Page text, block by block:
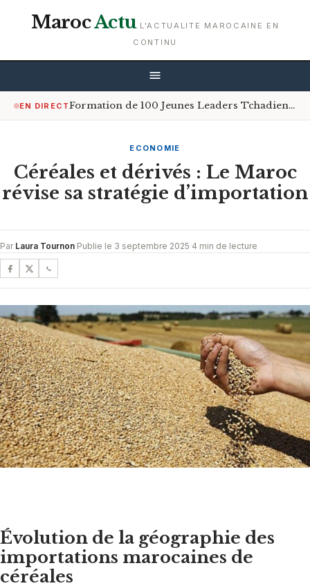
MarocActu L'ACTUALITE MAROCAINE EN
CONTINU
EN DIRECT Formation de 100 Jeunes Leaders Tchadiens par l’Université Privée de la Santé et des Sciences d’Agadir
ECONOMIE
Céréales et dérivés : Le Maroc
révise sa stratégie d’importation
Par Laura Tournon·Publie le 3 septembre 2025·4 min de lecture
Évolution de la géographie des
importations marocaines de
céréales